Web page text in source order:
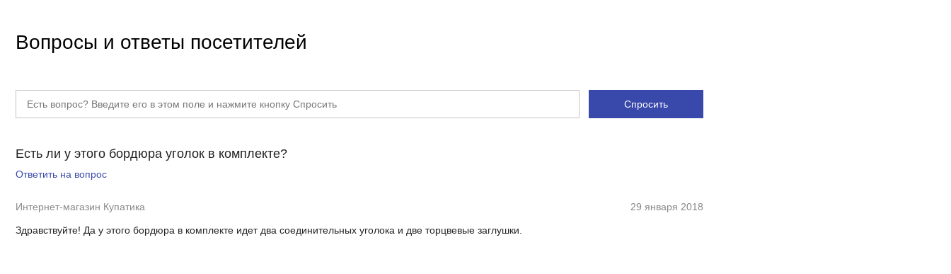
Вопросы и ответы посетителей
Спросить
Есть ли у этого бордюра уголок в комплекте?
Ответить на вопрос
Интернет-магазин Купатика 29 января 2018
Здравствуйте! Да у этого бордюра в комплекте идет два соединительных уголока и две торцвевые заглушки.